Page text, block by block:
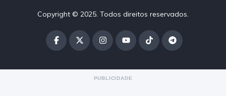
Copyright © 2025. Todos direitos reservados.
PUBLICIDADE